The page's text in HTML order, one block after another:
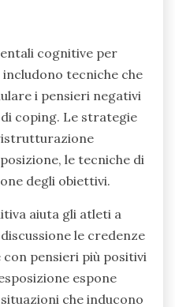
cognitive per
tecniche che
i pensieri negativi
coping. Le strategie
le tecniche di
degli obiettivi.
aiuta gli atleti a
le credenze
pensieri più positivi
espone
che inducono